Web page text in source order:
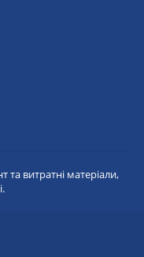
та витратні матеріали,